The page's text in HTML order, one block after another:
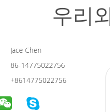
우리
Jace Chen
86-14775022756
+8614775022756